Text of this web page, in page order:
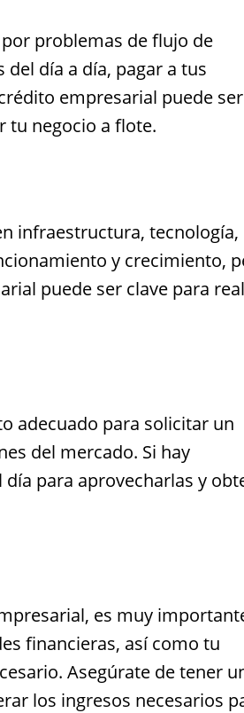
problemas de flujo de
día a día, pagar a tus
empresarial puede
tu negocio a flote.
infraestructura, tecnología,
y crecimiento,
puede ser clave para
adecuado para solicitar un
del mercado. Si hay
para aprovecharlas y
es muy
financieras, así como tu
Asegúrate de tener
los ingresos necesarios